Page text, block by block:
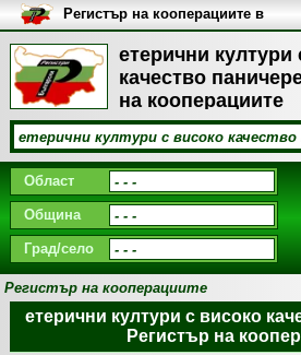
етерични култури
качество
на кооперациите
Регистър на кооперациите в
България
Област
Община
Град/село
Регистър на кооперациите
етерични култури с високо
Регистър на